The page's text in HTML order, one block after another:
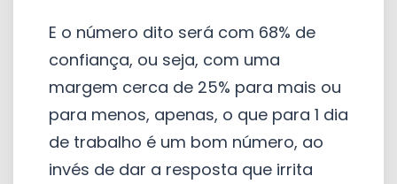
E o número dito será com 68% de
confiança, ou seja, com uma
margem cerca de 25% para mais ou
para menos, apenas, o que para 1 dia
de trabalho é um bom número, ao
invés de dar a resposta que irrita